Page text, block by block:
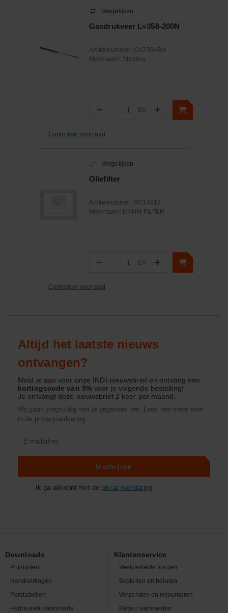
Vergelijken
Gasdrukveer L=356-200N
Artikelnummer: CA7394BH
Merknaam: Stabilus
− Aantal
EA +
Controleer voorraad
Vergelijken
Oliefilter
Artikelnummer: W114018
Merknaam: MANN-FILTER
− Aantal
EA +
Controleer voorraad
Altijd het laatste nieuws
ontvangen?
Meld je aan voor onze INDI-nieuwsbrief en ontvang een
kortingscode van 5%voor je volgende bestelling!
Je ontvangt deze nieuwsbrief 2 keer per maand.
Wij gaan zorgvuldig met je gegevens om. Lees hier meer over
in de privacyverklaring.
Inschrijven
Ik ga akkoord met de privacyverklaring.
Downloads
Prijslijsten
Handleidingen
Perstabellen
Hydrauliek downloads
Klantenservice
Veelgestelde vragen
Bestellen en betalen
Verzenden en retourneren
Retour aanmelden